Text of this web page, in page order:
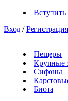
Вход / Регистрация
Пещеры
Крупные
Сифоны
Биота